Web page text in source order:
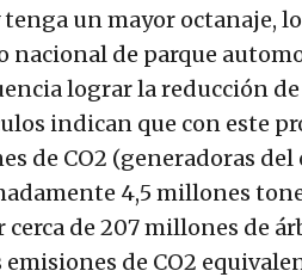
un mayor octanaje,
nacional de parque
lograr la reducción
indican que con este
de CO2 (generadoras
4,5 millones
cerca de 207 millones de
emisiones de CO2